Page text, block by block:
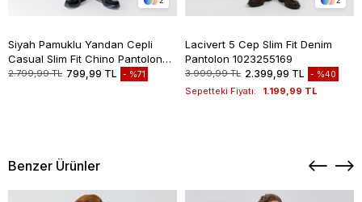
Siyah Pamuklu Yandan Cepli
Casual Slim Fit Chino Pantolon
1003235117
2.799,99 TL 799,99 TL %71
Lacivert 5 Cep Slim Fit Denim
Pantolon 1023255169
3.999,99 TL 2.399,99 TL %40
Sepetteki Fiyatı: 1.199,99 TL
Benzer Ürünler